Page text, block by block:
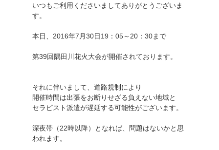
いつもご利用くださいましてありがとうございま
す。
本日、2016年7月30日19：05～20：30まで
第39回隅田川花火大会が開催されております。
それに伴いまして、道路規制により
開催時間は出張をお断りせざる負えない地域と
セラピスト派遣が遅延する可能性がございます。
深夜帯（22時以降）となれば、問題はないかと思
われます。